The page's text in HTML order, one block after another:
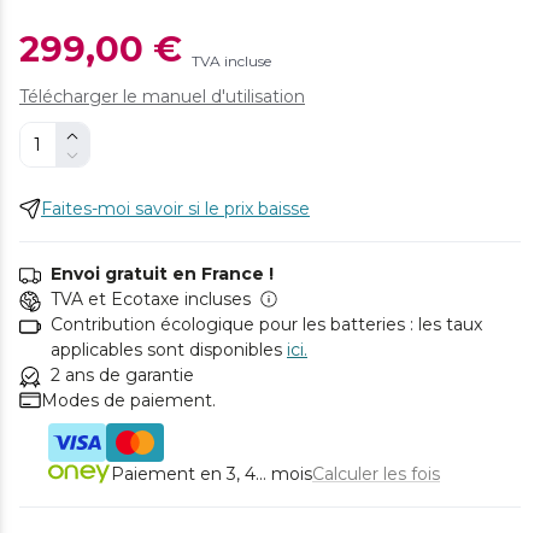
299,00 € TVA incluse
Télécharger le manuel d'utilisation
Faites-moi savoir si le prix baisse
Envoi gratuit en France !
TVA et Ecotaxe incluses
Contribution écologique pour les batteries : les taux
applicables sont disponibles ici.
2 ans de garantie
Modes de paiement.
Paiement en 3, 4... moisCalculer les fois